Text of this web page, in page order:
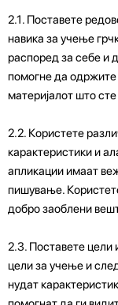
2.1. Поставете
навика за учење
распоред за себе и
помогне да одржите
материјалот што
2.2. Користете
карактеристики и
апликации имаат
пишување.
добро заоблени
2.3. Поставете цели
цели за учење и
нудат